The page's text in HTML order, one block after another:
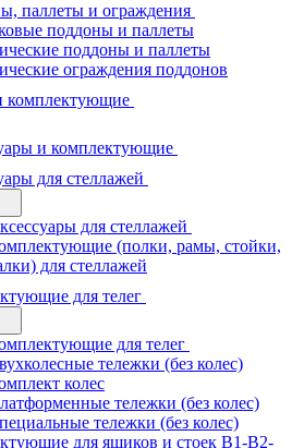
паллеты и ограждения
поддоны и паллеты
поддоны и паллеты
ограждения поддонов
комплектующие
и комплектующие
для стеллажей
для стеллажей
(полки, рамы, стойки,
для стеллажей
для телег
для телег
тележки (без колес)
колес
тележки (без колес)
тележки (без колес)
для ящиков и стоек В1-В2-